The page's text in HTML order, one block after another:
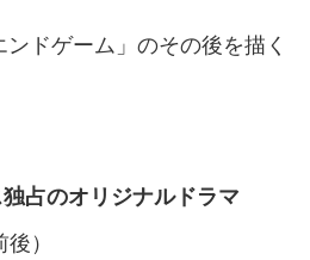
ンドゲーム」のその後を描く
占のオリジナルドラマ
）